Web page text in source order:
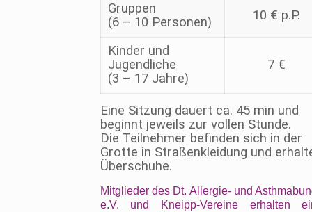
Gruppen
(6 – 10 Personen)
10 € p.P.
Kinder und
Jugendliche
(3 – 17 Jahre)
7 €
Eine Sitzung dauert ca. 45 min und
beginnt jeweils zur vollen Stunde.
Die Teilnehmer befinden sich in der
Grotte in Straßenkleidung und
Überschuhe.
Mitglieder des Dt. Allergie- und
e.V. und
Kneipp-Vereine erhalten